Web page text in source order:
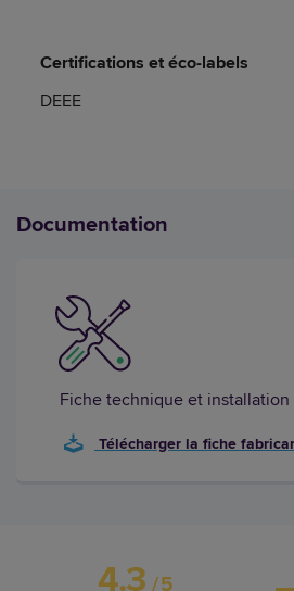
Certifications et éco-labels
DEEE
Documentation
Fiche technique et installation
Télécharger la fiche
4.3/5